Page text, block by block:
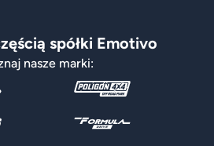
spółki Emotivo
nasze marki: